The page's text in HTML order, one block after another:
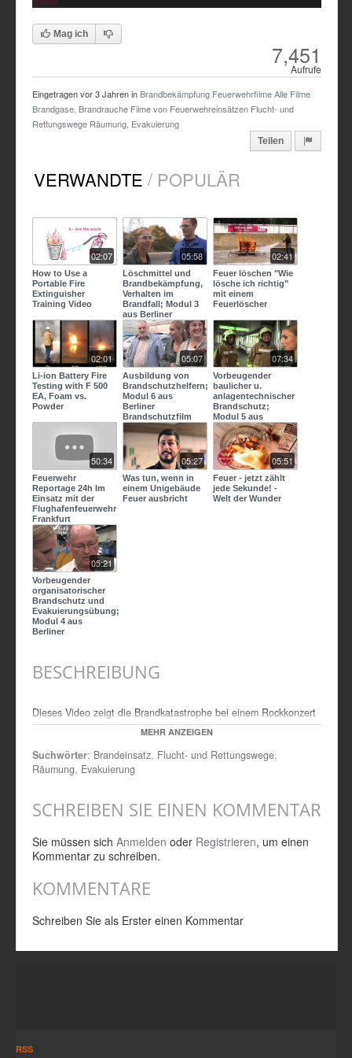
Mag ich
7,451
Aufrufe
Eingetragen vor3 Jahrenin Brandbekämpfung FeuerwehrfilmeAlle Filme
Brandgase, Brandrauche Filme von Feuerwehreinsätzen Flucht- und
Rettungswege Räumung, Evakuierung
Teilen
VERWANDTE / POPULÄR
02:07
How to Use a
Portable Fire
Extinguisher
Training Video
05:58
Löschmittel und
Brandbekämpfung,
Verhalten im
Brandfall; Modul 3
aus Berliner
Brandschutzfilm
2015
02:41
Feuer löschen "Wie
lösche ich richtig"
mit einem
Feuerlöscher
02:01
Li-ion Battery Fire
Testing with F 500
EA, Foam vs.
Powder
05:07
Ausbildung von
Brandschutzhelfern;
Modul 6 aus
Berliner
Brandschutzfilm
07:34
Vorbeugender
baulicher u.
anlagentechnischer
Brandschutz;
Modul 5 aus
Berliner
Brandschutzfilm
2015
50:34
Feuerwehr
Reportage 24h Im
Einsatz mit der
Flughafenfeuerwehr
Frankfurt
Thementag Airport
Doku Som
05:27
Was tun, wenn in
einem Unigebäude
Feuer ausbricht
05:51
Feuer - jetzt zählt
jede Sekunde! -
Welt der Wunder
05:21
Vorbeugender
organisatorischer
Brandschutz und
Evakuierungsübung;
Modul 4 aus
Berliner
BESCHREIBUNG
Dieses Video zeigt die Brandkatastrophe bei einem Rockkonzert
in England. Ursache des Brandes war ein Feuerwerk, das
in Flammen setzte. Innerhalb sehr kurzer Zeit dehnte sich der
Brand auf auf den gesamten Raum aus. Es kamen viele
MEHR ANZEIGEN
Suchwörter: Brandeinsatz, Flucht- und Rettungswege,
Räumung, Evakuierung
SCHREIBEN SIE EINEN KOMMENTAR
Sie müssen sich Anmelden oder Registrieren, um einen
Kommentar zu schreiben.
KOMMENTARE
Schreiben Sie als Erster einen Kommentar
RSS